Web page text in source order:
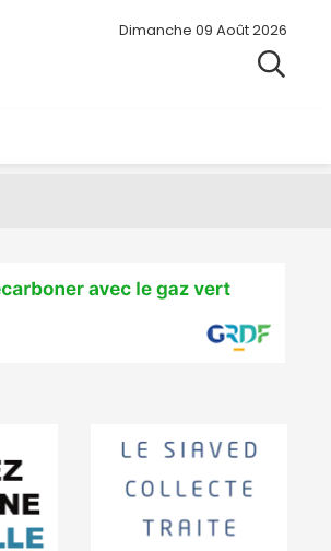
Dimanche 09 Août 2026